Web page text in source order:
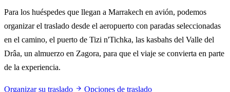
Para los huéspedes que llegan a Marrakech en avión, podemos
organizar el traslado desde el aeropuerto con paradas seleccionadas
en el camino, el puerto de Tizi n'Tichka, las kasbahs del Valle del
Drâa, un almuerzo en Zagora, para que el viaje se convierta en parte
de la experiencia.
Organizar su traslado Opciones de traslado